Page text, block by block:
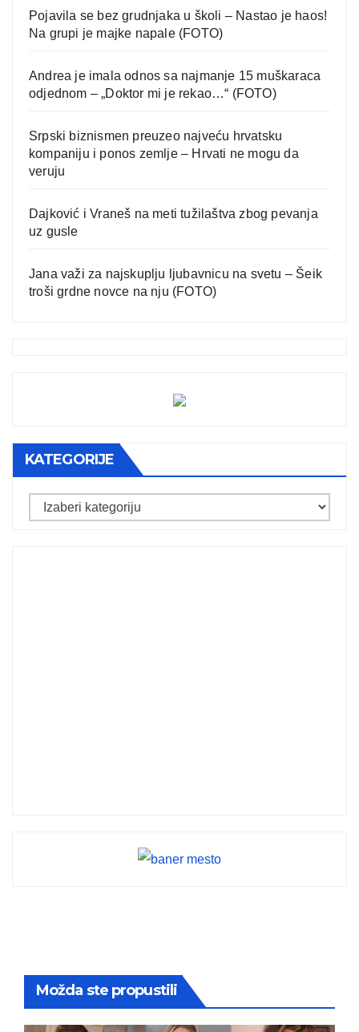
Pojavila se bez grudnjaka u školi – Nastao je haos!
Na grupi je majke napale (FOTO)
Andrea je imala odnos sa najmanje 15 muškaraca
odjednom – „Doktor mi je rekao…“ (FOTO)
Srpski biznismen preuzeo najveću hrvatsku
kompaniju i ponos zemlje – Hrvati ne mogu da
veruju
Dajković i Vraneš na meti tužilaštva zbog pevanja
uz gusle
Jana važi za najskuplju ljubavnicu na svetu – Šeik
troši grdne novce na nju (FOTO)
KATEGORIJE
Kategorije
Možda ste propustili